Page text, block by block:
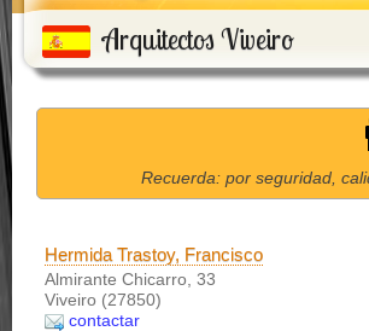
Arquitectos Viveiro
Recuerda: por seguridad,
Hermida Trastoy, Francisco
Almirante Chicarro, 33
Viveiro (27850)
contactar